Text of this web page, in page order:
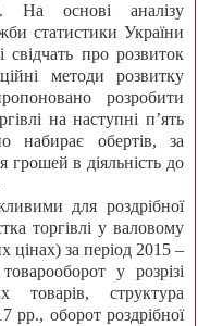
На основі аналізу
статистики України
свідчать про розвиток
методи розвитку
розробити
на наступні п’ять
набирає обертів, за
в діяльність до
для роздрібної
торгівлі у валовому
за період 2015 –
у розрізі
товарів, структура
рр., оборот роздрібної